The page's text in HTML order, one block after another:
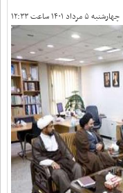
چهارشنبه ۵ مرداد ۱۴۰۱ ساعت ۱۲:۳۳